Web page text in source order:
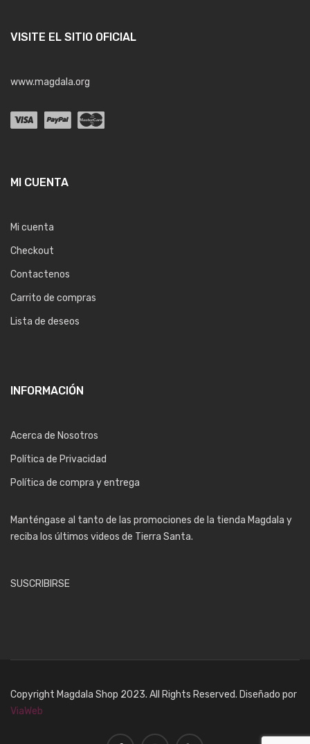
VISITE EL SITIO OFICIAL
www.magdala.org
MI CUENTA
Mi cuenta
Checkout
Contactenos
Carrito de compras
Lista de deseos
INFORMACIÓN
Acerca de Nosotros
Política de Privacidad
Política de compra y entrega
Manténgase al tanto de las promociones de la tienda Magdala y
reciba los últimos videos de Tierra Santa.
SUSCRIBIRSE
Copyright Magdala Shop 2023. All Rights Reserved. Diseñado por
ViaWeb